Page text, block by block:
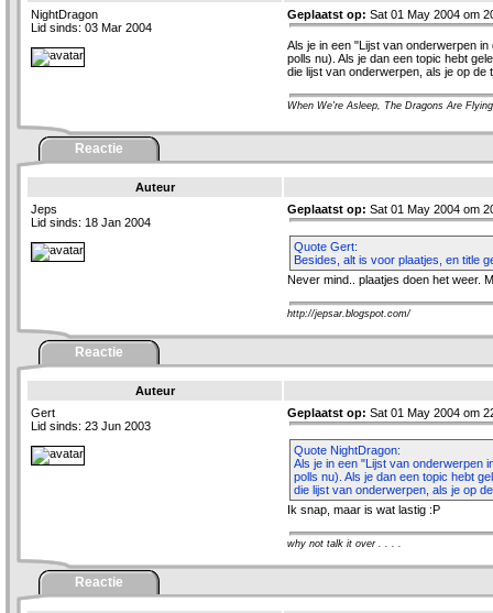
NightDragon
Lid sinds: 03 Mar 2004
Geplaatst op: Sat 01 May 2004 om
Als je in een "Lijst van onderwerpen
polls nu). Als je dan een topic hebt
die lijst van onderwerpen, als je op
When We're Asleep, The Dragons Are
Reactie
Auteur
Jeps
Lid sinds: 18 Jan 2004
Geplaatst op: Sat 01 May 2004 om
Quote Gert:
Besides, alt is voor plaatjes, en title
Never mind.. plaatjes doen het weer.
http://jepsar.blogspot.com/
Reactie
Auteur
Gert
Lid sinds: 23 Jun 2003
Geplaatst op: Sat 01 May 2004 om
Quote NightDragon:
Als je in een "Lijst van onderwerpen
polls nu). Als je dan een topic hebt
die lijst van onderwerpen, als je op
Ik snap, maar is wat lastig :P
why not talk it over . . . .
Reactie